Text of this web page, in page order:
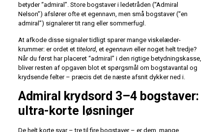
betyder “admiral”. Store bogstaver i ledetråden (“Admiral
Nelson”) afslører ofte et egennavn, men små bogstaver (“en
admiral”) signalerer tit rang eller sommerfugl.
At afkode disse signaler tidligt sparer mange viskelæder-
krummer: er ordet et titelord, et egennavneller noget helt tredje?
Når du først har placeret “admiral” i den rigtige betydningskasse,
bliver resten af opgaven blot et spørgsmål om bogstavantal og
krydsende felter – præcis det de næste afsnit dykker ned i.
Admiral krydsord 3–4 bogstaver:
ultra-korte løsninger
De helt korte svar – tre til fire bogstaver – er dem, mange